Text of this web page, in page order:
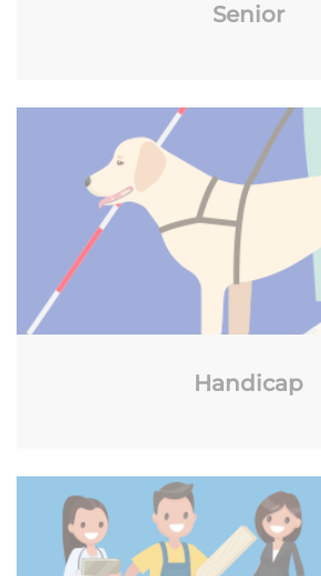
Senior
Handicap